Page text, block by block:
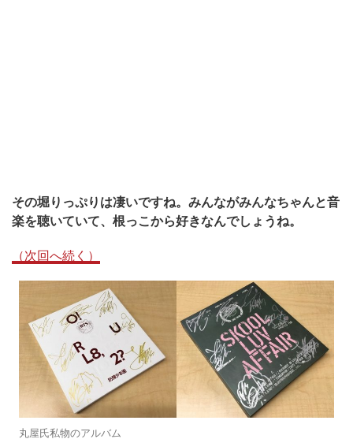
その堀りっぷりは凄いですね。みんながみんなちゃんと音
楽を聴いていて、根っこから好きなんでしょうね。
（次回へ続く）
丸屋氏私物のアルバム